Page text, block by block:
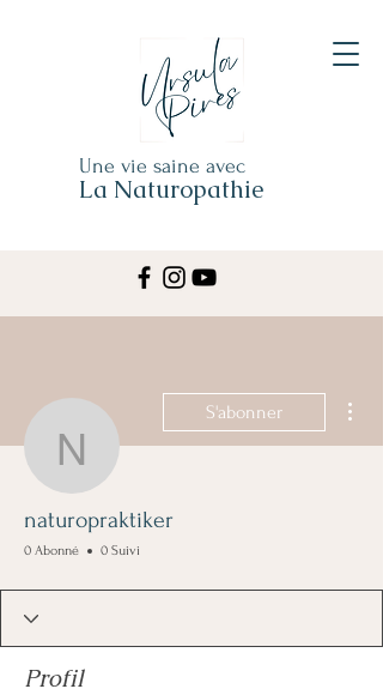
Une vie saine avec
La Naturopathie
naturopraktiker
S'abonner
naturopraktiker
0 Abonné 0 Suivi
Profil